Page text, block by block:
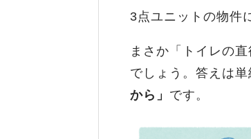
3点ユニットの物件
まさか「トイレの
でしょう。答えは単
から」 です。